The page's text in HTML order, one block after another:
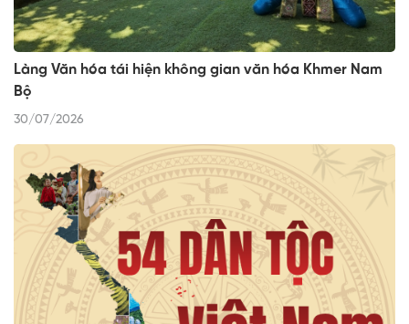
Làng Văn hóa tái hiện không gian văn hóa Khmer Nam
Bộ
30/07/2026